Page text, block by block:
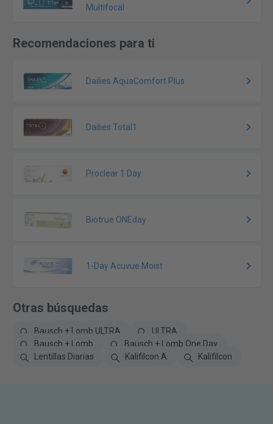
Multifocal
Recomendaciones para ti
Dailies AquaComfort Plus
Dailies Total1
Proclear 1 Day
Biotrue ONEday
1-Day Acuvue Moist
Otras búsquedas
Bausch + Lomb ULTRA
ULTRA
Bausch + Lomb
Bausch + Lomb One Day
Lentillas Diarias
Kalifilcon A Kalifilcon